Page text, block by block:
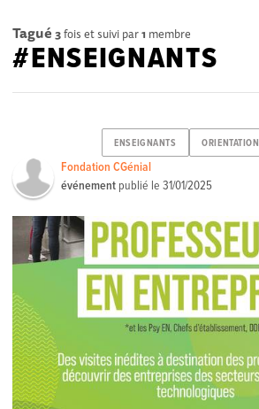
Tagué 3fois et suivi par1 membre
#ENSEIGNANTS
ENSEIGNANTS ORIENTATION
Fondation CGénial
événement publié le31/01/2025